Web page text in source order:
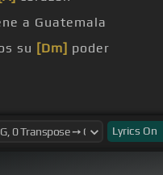
a Guatemala
su [Dm] poder
Señor Lyrics On